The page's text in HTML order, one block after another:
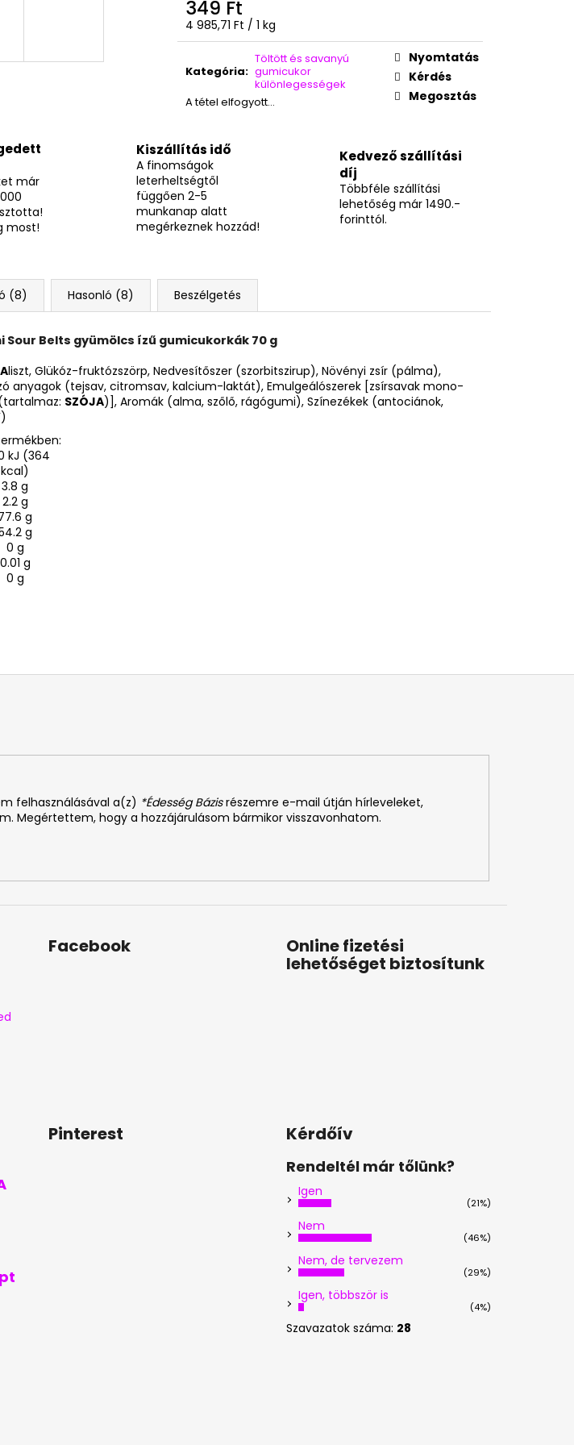
349 Ft
Egységár:
4 985,71 Ft / 1 kg
Kategória:
Töltött és savanyú
gumicukor
különlegességek
A tétel elfogyott…
Nyomtatás
Kérdés
Megosztás
már
most!
Kiszállítás idő
A finomságok
leterheltségtől
függően 2-5
munkanap alatt
megérkeznek hozzád!
Kedvező szállítási
díj
Többféle szállítási
lehetőség már 1490.-
forinttól.
(8) Hasonló (8) Beszélgetés
Sour Belts gyümölcs ízű gumicukorkák 70 g
liszt, Glükóz-fruktózszörp, Nedvesítőszer (szorbitszirup), Növényi zsír (pálma),
anyagok (tejsav, citromsav, kalcium-laktát), Emulgeálószerek [zsírsavak mono-
SZÓJA)], Aromák (alma, szőlő, rágógumi), Színezékek (antociánok,
kJ (364
kcal)
3.8 g
2.2 g
g
g
0 g
0.01 g
0 g
TUTTI CSOKOLÁDÉ ÍZŰ FAGYIPOR 96G
felhasználásával a(z) *Édesség Bázisrészemre e-mail útján hírleveleket,
Megértettem, hogy a hozzájárulásom bármikor visszavonhatom.
Facebook Online fizetési
lehetőséget biztosítunk
Pinterest Kérdőív
Rendeltél már tőlünk?
Igen
(21%)
Nem
(46%)
Nem, de tervezem
(29%)
Igen, többször is
(4%)
Szavazatok száma: 28